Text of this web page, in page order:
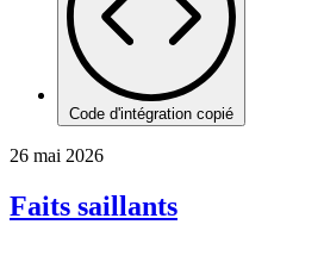
Code d'intégration copié
26 mai 2026
Faits saillants